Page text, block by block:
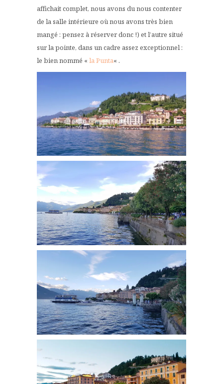
affichait complet, nous avons du nous contenter
de la salle intérieure où nous avons très bien
mangé : pensez à réserver donc !) et l’autre situé
sur la pointe, dans un cadre assez exceptionnel :
le bien nommé « la Punta« .